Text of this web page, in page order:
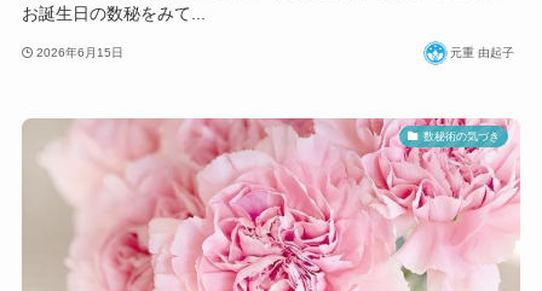
お誕生日の数秘をみて...
2026年6月15日 元重 由起子
数秘術の気づき